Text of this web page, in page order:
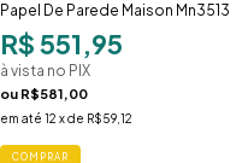
Papel De Parede Maison Mn3513
R$ 551,95
à vista no PIX
ou R$581,00
em até 12 x de R$59,12